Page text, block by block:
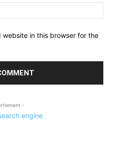
website in this browser for the
-